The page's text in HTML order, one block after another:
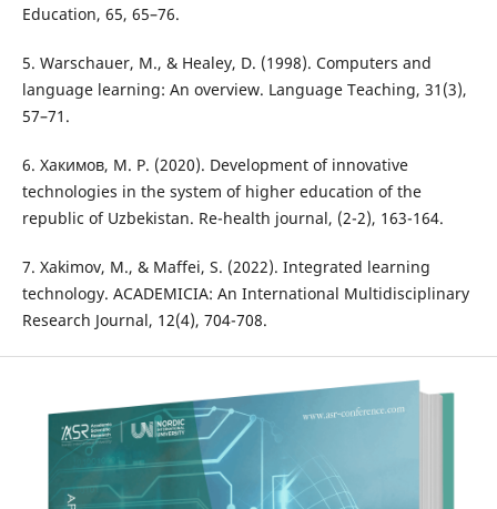
Education, 65, 65–76.
5. Warschauer, M., & Healey, D. (1998). Computers and
language learning: An overview. Language Teaching, 31(3),
57–71.
6. Хакимов, М. Р. (2020). Development of innovative
technologies in the system of higher education of the
republic of Uzbekistan. Re-health journal, (2-2), 163-164.
7. Xakimov, M., & Maffei, S. (2022). Integrated learning
technology. ACADEMICIA: An International Multidisciplinary
Research Journal, 12(4), 704-708.